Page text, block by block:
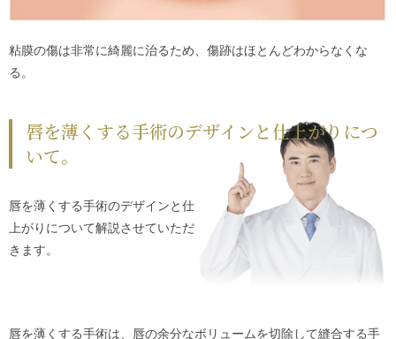
粘膜の傷は非常に綺麗に治るため、傷跡はほとんどわからなくな
る。
唇を薄くする手術のデザインと仕上がりにつ
いて。
唇を薄くする手術のデザインと仕
上がりについて解説させていただ
きます。
唇を薄くする手術は、唇の余分なボリュームを切除して縫合する手